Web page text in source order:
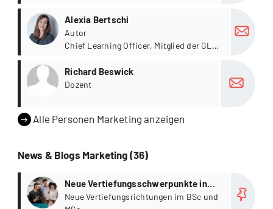
Alexia Bertschi
Autor
Chief Learning Officer, Mitglied der GL
Richard Beswick
Dozent
Alle Personen Marketing anzeigen
News & Blogs Marketing (36)
Neue Vertiefungsschwerpunkte in
den Bachelor- und Master
Neue Vertiefungsrichtungen im BSc und